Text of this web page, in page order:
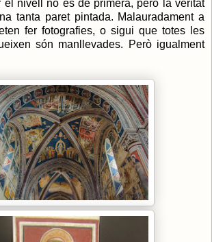
el nivell no és de primera, però la veritat
tanta paret pintada. Malauradament a
fer fotografies, o sigui que totes les
són manllevades. Però igualment